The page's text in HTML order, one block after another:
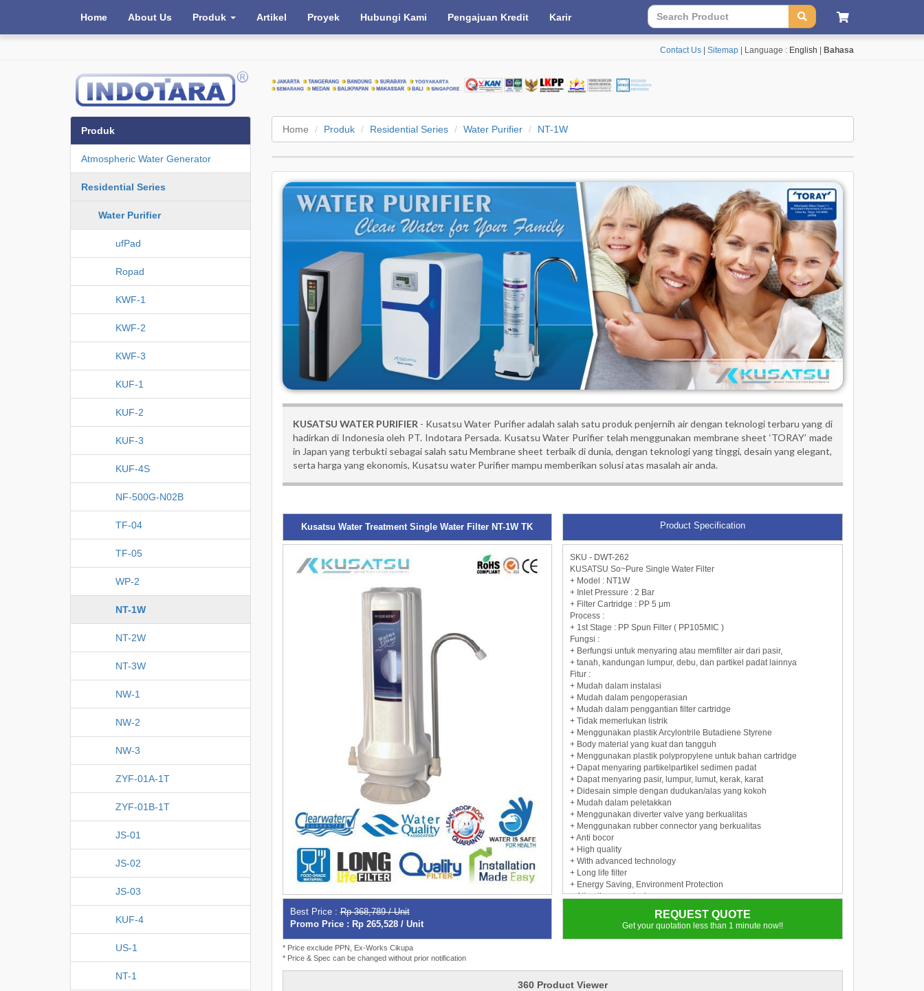
Contact Us Sitemap | Language : English Bahasa
Home About Us Produk Artikel Proyek Hubungi Kami Pengajuan Kredit Karir
Home Produk Residential Series Water Purifier NT-1W
KUSATSU WATER PURIFIER - Kusatsu Water Purifier adalah salah satu produk penjernih air dengan teknologi terbaru yang di
hadirkan di Indonesia oleh PT. Indotara Persada. Kusatsu Water Purifier telah menggunakan membrane sheet ‘TORAY’ made
in Japan yang terbukti sebagai salah satu Membrane sheet terbaik di dunia, dengan teknologi yang tinggi, desain yang elegant,
serta harga yang ekonomis, Kusatsu water Purifier mampu memberikan solusi atas masalah air anda.
Kusatsu Water Treatment Single Water Filter NT-1W TK Product Specification
Best Price :Rp 368,789 / Unit
Promo Price : Rp 265,528 / Unit
* Price exclude PPN, Ex-Works Cikupa
* Price & Spec can be changed without prior notification
SKU - DWT-262
KUSATSU So~Pure Single Water Filter
+ Model : NT1W
+ Inlet Pressure : 2 Bar
+ Filter Cartridge : PP 5 μm
Process :
+ 1st Stage : PP Spun Filter ( PP105MIC )
Fungsi :
+ Berfungsi untuk menyaring atau memfilter air dari pasir,
+ tanah, kandungan lumpur, debu, dan partikel padat lainnya
Fitur :
+ Mudah dalam instalasi
+ Mudah dalam pengoperasian
+ Mudah dalam penggantian filter cartridge
+ Tidak memerlukan listrik
+ Menggunakan plastik Arcylontrile Butadiene Styrene
+ Body material yang kuat dan tangguh
+ Menggunakan plastik polypropylene untuk bahan cartridge
+ Dapat menyaring partikelpartikel sedimen padat
+ Dapat menyaring pasir, lumpur, lumut, kerak, karat
+ Didesain simple dengan dudukan/alas yang kokoh
+ Mudah dalam peletakkan
+ Menggunakan diverter valve yang berkualitas
+ Menggunakan rubber connector yang berkualitas
+ Anti bocor
+ High quality
+ With advanced technology
+ Long life filter
+ Energy Saving, Environment Protection
+ Attractive new design
+ Mudah dalam penggantian filter
REQUEST QUOTE
Get your quotation less than 1 minute now!!
360 Product Viewer
Produk
Atmospheric Water Generator
Residential Series
Water Purifier
ufPad
Ropad
KWF-1
KWF-2
KWF-3
KUF-1
KUF-2
KUF-3
KUF-4S
NF-500G-N02B
TF-04
TF-05
WP-2
NT-1W
NT-2W
NT-3W
NW-1
NW-2
NW-3
ZYF-01A-1T
ZYF-01B-1T
JS-01
JS-02
JS-03
KUF-4
US-1
NT-1